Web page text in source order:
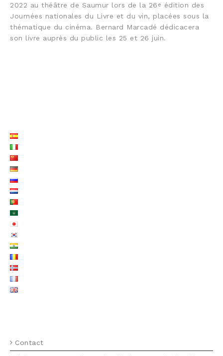
2022 au théâtre de Saumur lors de la 26 e
édition des
Journées nationales du Livre et du vin, placées sous la
thématique du cinéma. Bernard Marcadé dédicacera
son livre auprès du public les 25 et 26 juin.
Contact